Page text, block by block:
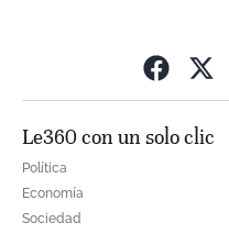
Le360 con un solo clic
Política
Economía
Sociedad